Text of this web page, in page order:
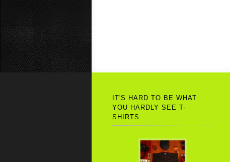
IT'S HARD TO BE WHAT
YOU HARDLY SEE T-
SHIRTS